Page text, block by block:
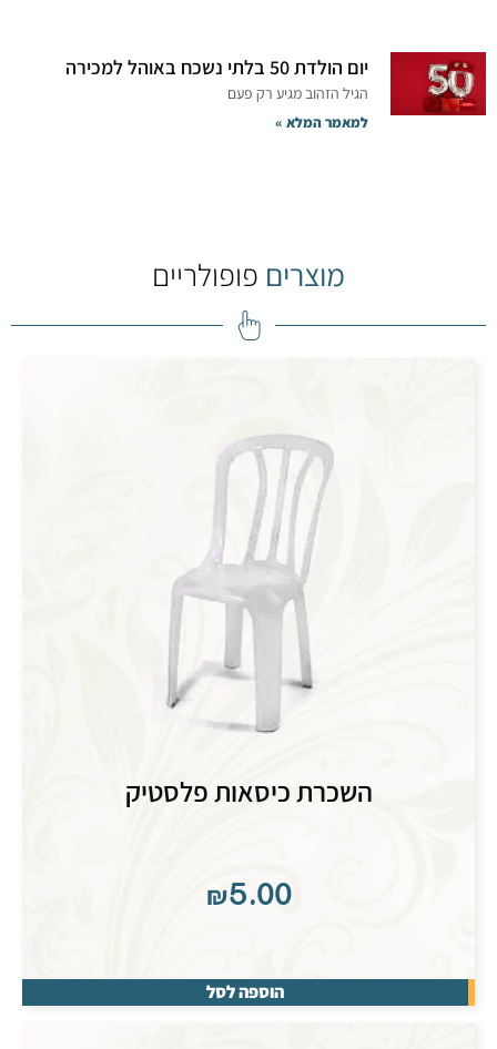
יום הולדת 50 בלתי נשכח באוהל למכירה
הגיל הזהוב מגיע רק פעם
למאמר המלא »
מוצרים פופולריים
השכרת כיסאות פלסטיק
₪5.00
הוספה לסל